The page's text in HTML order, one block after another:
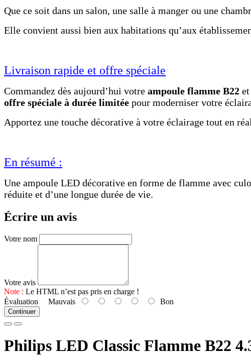
Que ce soit dans un salon, une salle à manger ou une
Elle convient aussi bien aux habitations qu’aux
Livraison rapide et offre spéciale
Commandez dès aujourd’hui votre ampoule flamme B22
offre spéciale à durée limitée pour moderniser votre
Apportez une touche décorative à votre éclairage tout en
En résumé :
Une ampoule LED décorative en forme de flamme avec
réduite et d’une longue durée de vie.
Écrire un avis
Votre nom
Votre avis
Note : Le HTML n’est pas pris en charge !
Évaluation Mauvais Bon
Continuer
Philips LED Classic Flamme B22